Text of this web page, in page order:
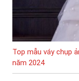
Top mẫu váy chụp
năm 2024